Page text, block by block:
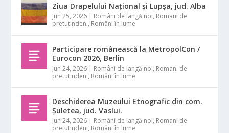
Ziua Drapelului Național și Lupșa, jud. Alba
Jun 25, 2026 | Români de langă noi, Romani de
pretutindeni, Români în lume
Participare românească la MetropolCon /
Eurocon 2026, Berlin
Jun 24, 2026 | Români de langă noi, Romani de
pretutindeni, Români în lume
Deschiderea Muzeului Etnografic din com.
Șuletea, jud. Vaslui.
Jun 24, 2026 | Români de langă noi, Romani de
pretutindeni, Români în lume